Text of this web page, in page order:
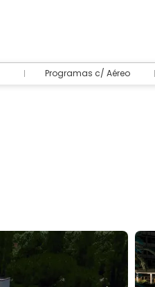
Programas c/ Aéreo